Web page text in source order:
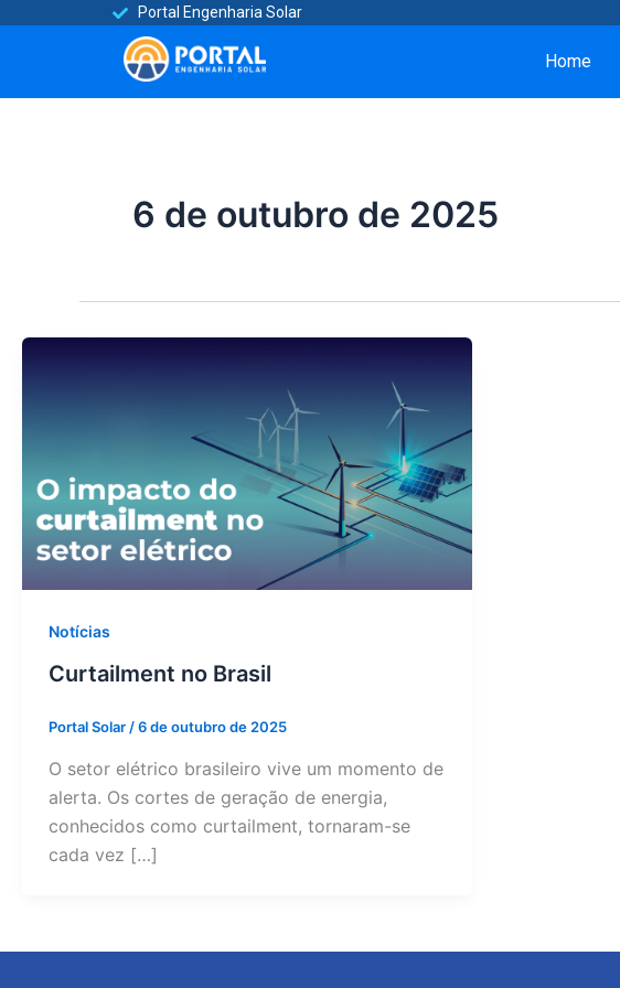
conteúdo
Portal Engenharia Solar​
Home
6 de outubro de 2025
Notícias
Curtailment no Brasil
Portal Solar/6 de outubro de 2025
O setor elétrico brasileiro vive um momento de
alerta. Os cortes de geração de energia,
conhecidos como curtailment, tornaram-se
cada vez […]